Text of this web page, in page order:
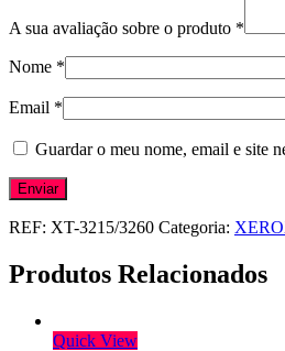
A sua avaliação sobre o produto *
Nome *
Email *
Guardar o meu nome, email e site
REF: XT-3215/3260 Categoria:
Produtos Relacionados
Quick View